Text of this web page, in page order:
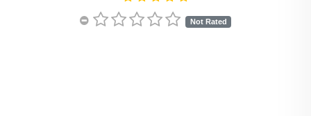
Not Rated